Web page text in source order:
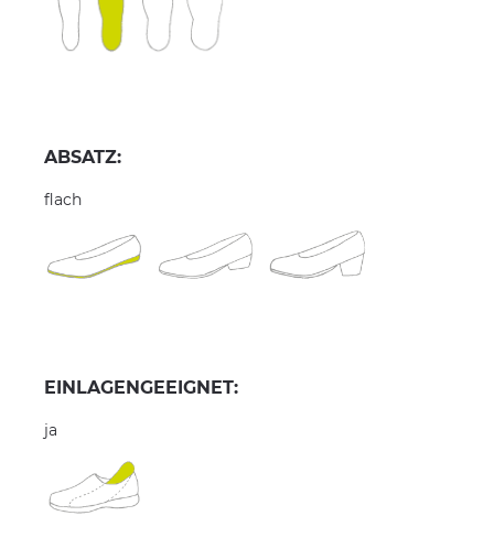
ABSATZ:
flach
EINLAGENGEEIGNET:
ja